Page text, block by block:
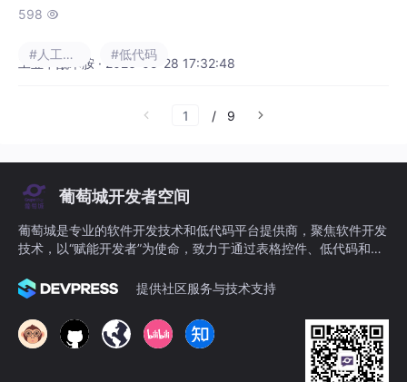
死循环：IT团队加班堆砌代码、外包成本居高
统依然迭代缓慢、落地率极低。。不再是行业
低代码的爆发底层逻辑、落地优势与行业趋
598 
工业甲酰苯胺 · 2026-05-28 17:32:48
#人工智能 #低代码
/ 9
葡萄城开发者空间
葡萄城是专业的软件开发技术和低代码平台提供商，聚焦软件开发
技术，以“赋能开发者”为使命，致力于通过表格控件、低代码和BI
升开发效率并创新开发模式。提供社区服务与技术支持